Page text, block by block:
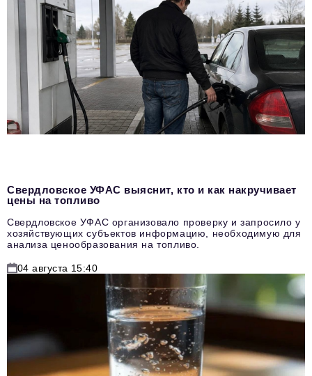
Свердловское УФАС выяснит, кто и как накручивает
цены на топливо
Свердловское УФАС организовало проверку и запросило у
хозяйствующих субъектов информацию, необходимую для
анализа ценообразования на топливо.
04 августа 15:40